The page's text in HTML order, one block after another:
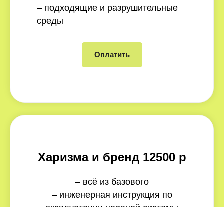
– подходящие и разрушительные
среды
Оплатить
Харизма и бренд 12500 р
– всё из базового
– инженерная инструкция по